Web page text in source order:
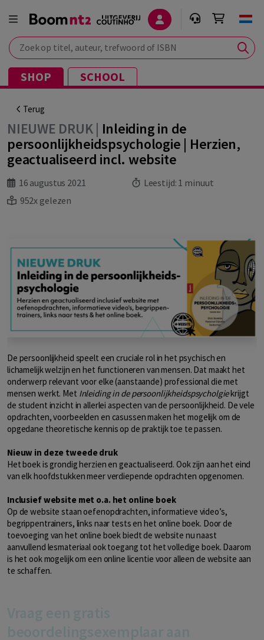
Zoek op titel, auteur, trefwoord of ISBN
SHOP SCHOOL
Terug
NIEUWE DRUK | Inleiding in de
persoonlijkheidspsychologie | Herzien,
geactualiseerd incl. website
16 augustus 2021 Leestijd: 1 minuut
952x gelezen
De persoonlijkheid speelt een cruciale rol in het psychisch en
lichamelijk welzijn en het functioneren van mensen. Dat maakt het
onderwerp relevant voor elke (aanstaande) professional die met
mensen werkt. Met Inleiding in de persoonlijkheidspsycholgiekrijgt
de student inzicht in allerlei aspecten van de persoonlijkheid. De vele
opdrachten, voorbeelden en casussen maken het mogelijk om de
opgedane theoretische kennis op de praktijk toe te passen.
Nieuw in deze tweede druk
Het boek is grondig herzien en geactualiseerd. Ook zijn aan het eind
van elk hoofdstukken meer verdiepende opdrachten opgenomen.
Inclusief website met o.a. het online boek
Op de website staan oefenopdrachten, informatieve video’s,
begrippentrainers, links naar tests en het online boek. Door de
toevoeging van het online boek biedt de website nu naast
aanvullend lesmateriaal ook toegang tot het volledige boek. Daarom
is het ook mogelijk om een online licentie voor alleen de website aan
te schaffen.